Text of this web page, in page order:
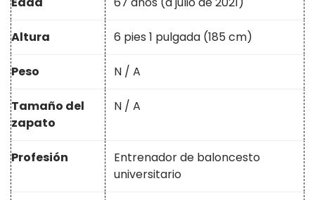
Altura 6 pies 1 pulgada (185 cm)
Peso N / A
Tamaño del
zapato
N / A
Profesión
Entrenador de baloncesto
universitario